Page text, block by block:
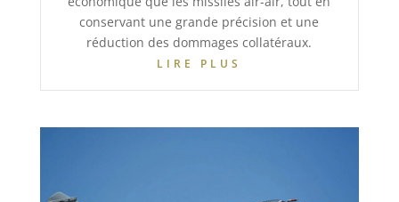
conservant une grande précision et une
réduction des dommages collatéraux.
LIRE PLUS